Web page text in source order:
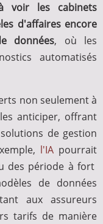
voir les cabinets
d'affaires encore
données, où les
automatisés
non seulement à
anticiper, offrant
de gestion
l'IA pourrait
des période à fort
de données
aux assureurs
tarifs de manière